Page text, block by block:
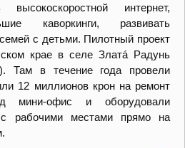
интернет,
каворкинги, развивать
с детьми. Пилотный проект
крае в селе Златá Радунь
Там в течение года провели
12 миллионов крон на ремонт
мини-офис и оборудовали
рабочими местами прямо на